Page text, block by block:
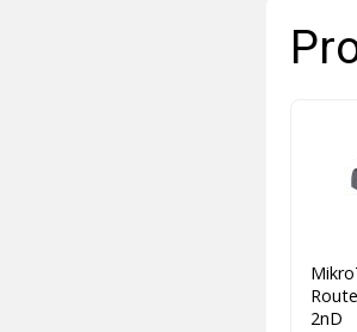
2nD